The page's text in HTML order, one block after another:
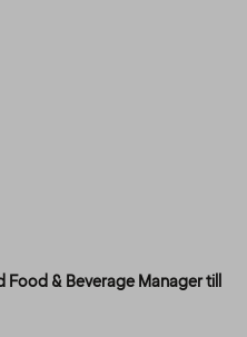
& Beverage Manager till